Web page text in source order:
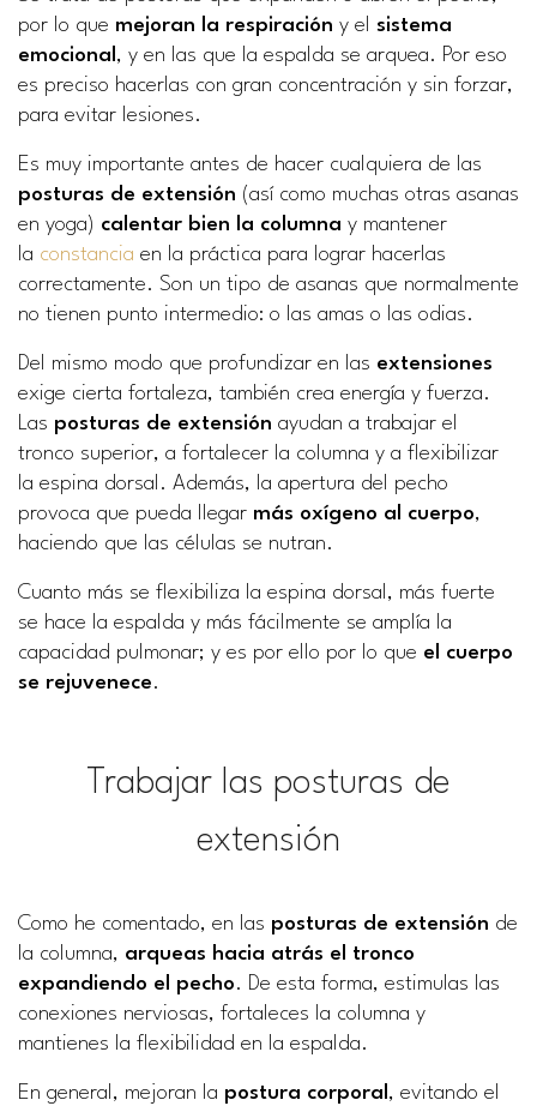
por lo que mejoran la respiración y el sistema
emocional , y en las que la espalda se arquea. Por eso
es preciso hacerlas con gran concentración y sin forzar,
para evitar lesiones.
Es muy importante antes de hacer cualquiera de las
posturas de extensión (así como muchas otras asanas
en yoga) calentar bien la columna y mantener
la constancia en la práctica para lograr hacerlas
correctamente. Son un tipo de asanas que normalmente
no tienen punto intermedio: o las amas o las odias.
Del mismo modo que profundizar en las extensiones
exige cierta fortaleza, también crea energía y fuerza.
Las posturas de extensión ayudan a trabajar el
tronco superior, a fortalecer la columna y a flexibilizar
la espina dorsal. Además, la apertura del pecho
provoca que pueda llegar más oxígeno al cuerpo,
haciendo que las células se nutran.
Cuanto más se flexibiliza la espina dorsal, más fuerte
se hace la espalda y más fácilmente se amplía la
capacidad pulmonar; y es por ello por lo que el cuerpo
se rejuvenece.
Trabajar las posturas de
extensión
Como he comentado, en las posturas de extensión de
la columna, arqueas hacia atrás el tronco
expandiendo el pecho. De esta forma, estimulas las
conexiones nerviosas, fortaleces la columna y
mantienes la flexibilidad en la espalda.
En general, mejoran la postura corporal , evitando el